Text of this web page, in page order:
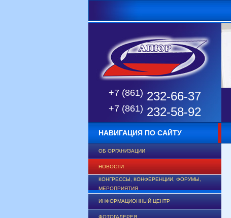
+7 (861) 232-66-37
+7 (861) 232-58-92
НАВИГАЦИЯ ПО САЙТУ
ОБ ОРГАНИЗАЦИИ
НОВОСТИ
КОНГРЕССЫ, КОНФЕРЕНЦИИ, ФОРУМЫ,
МЕРОПРИЯТИЯ
ИНФОРМАЦИОННЫЙ ЦЕНТР
ФОТОГАЛЕРЕЯ